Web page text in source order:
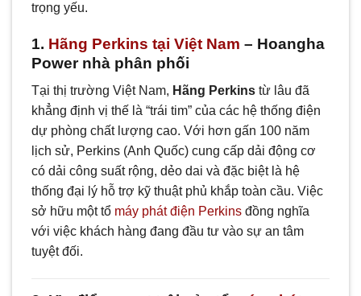
trọng yếu.
1. Hãng Perkins tại Việt Nam – Hoangha
Power nhà phân phối
Tại thị trường Việt Nam, Hãng Perkins từ lâu đã
khẳng định vị thế là “trái tim” của các hệ thống điện
dự phòng chất lượng cao. Với hơn gấn 100 năm
lịch sử, Perkins (Anh Quốc) cung cấp dải động cơ
có dải công suất rộng, dẻo dai và đặc biệt là hệ
thống đại lý hỗ trợ kỹ thuật phủ khắp toàn cầu. Việc
sở hữu một tổ máy phát điện Perkins đồng nghĩa
với việc khách hàng đang đầu tư vào sự an tâm
tuyệt đối.